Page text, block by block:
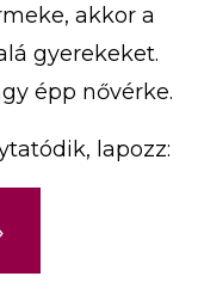
akkor a
gyerekeket.
épp nővérke.
lapozz: